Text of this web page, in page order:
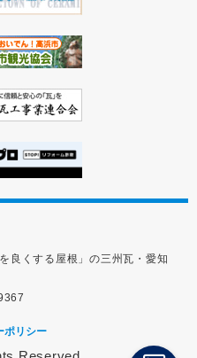
良くする屋根」の三州瓦・愛知
ポリシー